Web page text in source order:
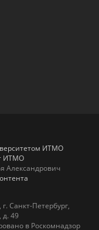
ИТМО
ИТМО
Александрович
Санкт-Петербург,
д. 49
в Роскомнадзор